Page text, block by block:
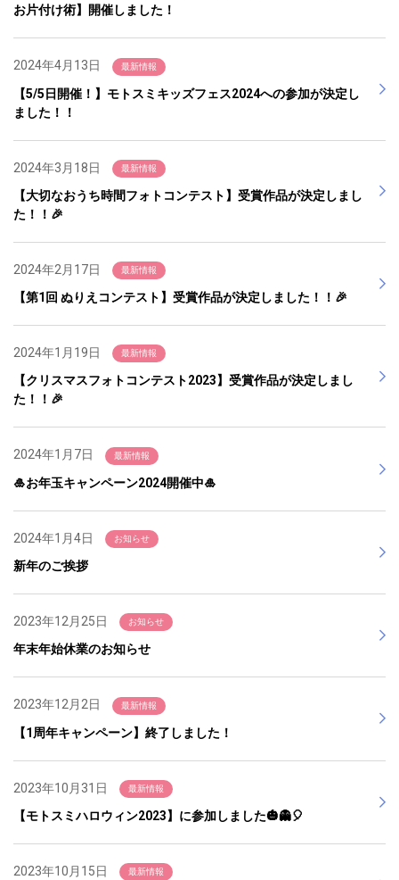
お片付け術】開催しました！
2024年4月13日 最新情報
【5/5日開催！】モトスミキッズフェス2024への参加が決定し
ました！！
2024年3月18日 最新情報
【大切なおうち時間フォトコンテスト】受賞作品が決定しまし
た！！🎉
2024年2月17日 最新情報
【第1回 ぬりえコンテスト】受賞作品が決定しました！！🎉
2024年1月19日 最新情報
【クリスマスフォトコンテスト2023】受賞作品が決定しまし
た！！🎉
2024年1月7日 最新情報
🎍お年玉キャンペーン2024開催中🎍
2024年1月4日 お知らせ
新年のご挨拶
2023年12月25日 お知らせ
年末年始休業のお知らせ
2023年12月2日 最新情報
【1周年キャンペーン】終了しました！
2023年10月31日 最新情報
【モトスミハロウィン2023】に参加しました🎃👻🎈
2023年10月15日 最新情報